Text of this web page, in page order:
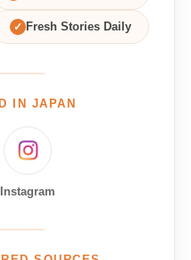
✓ Fresh Stories Daily
IN JAPAN
Instagram